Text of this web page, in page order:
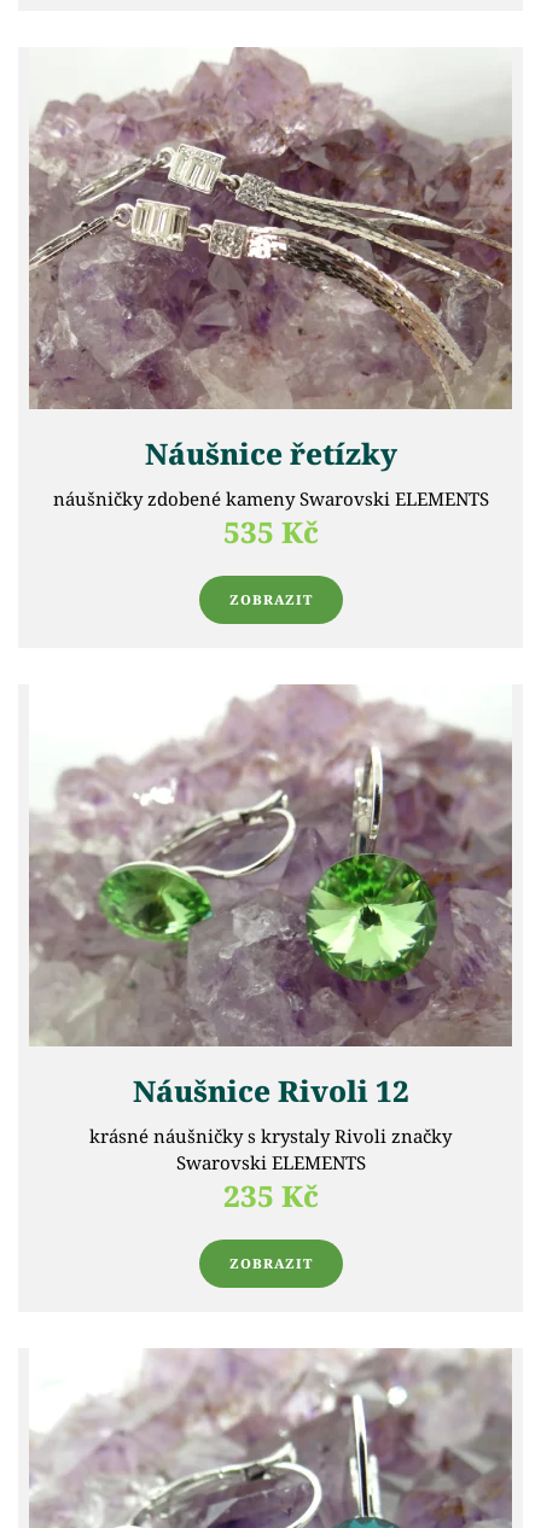
Náušnice řetízky
náušničky zdobené kameny Swarovski ELEMENTS
535 Kč
ZOBRAZIT
Náušnice Rivoli 12
krásné náušničky s krystaly Rivoli značky
Swarovski ELEMENTS
235 Kč
ZOBRAZIT